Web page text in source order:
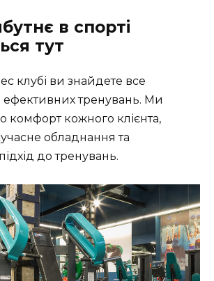
в спорті
тут
клубі ви знайдете все
ефективних тренувань. Ми
комфорт кожного клієнта,
обладнання та
до тренувань.